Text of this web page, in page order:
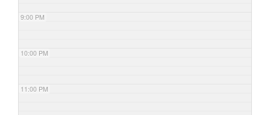
9:00 PM
10:00 PM
11:00 PM